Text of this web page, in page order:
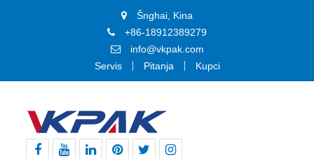
Šnghai, Kina
+86-18912389279
info@vkpak.com
Servis
Pitanja Kupci